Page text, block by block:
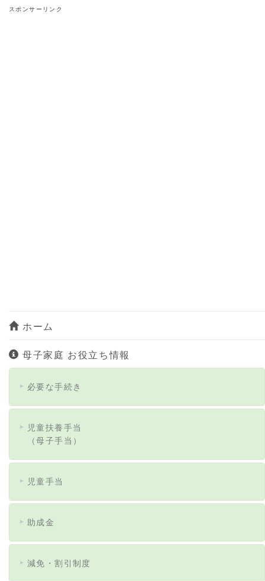
スポンサーリンク
ホーム
母子家庭 お役立ち情報
必要な手続き
児童扶養手当
（母子手当）
児童手当
助成金
減免・割引制度